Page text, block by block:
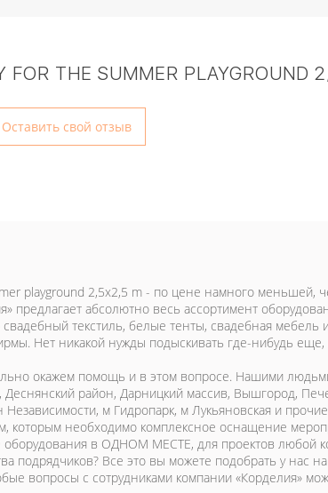
THE SUMMER PLAYGROUND
Оставить свой отзыв
playground 2,5x2,5 m - по цене намного меньшей,
предлагает абсолютно весь ассортимент
текстиль, белые тенты, свадебная мебель
Нет никакой нужды подыскивать где-нибудь еще,
окажем помощь и в этом вопросе. Нашими
район, Дарницкий массив, Вышгород,
м Гидропарк, м Лукьяновская и
необходимо комплексное оснащение
оборудования в ОДНОМ МЕСТЕ, для проектов любой
подрядчиков? Все это вы можете подобрать у нас
вопросы с сотрудниками компании «Корделия»